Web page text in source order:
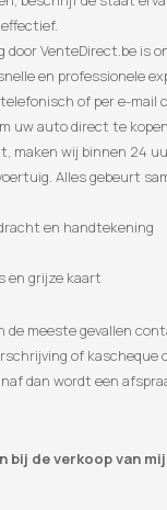
door VenteDirect.be is
en professionele
of per e-mail
uw auto direct te
maken wij binnen 24
Alles gebeurt
en handtekening
en grijze kaart
de meeste gevallen
of kascheque
dan wordt een
bij de verkoop van